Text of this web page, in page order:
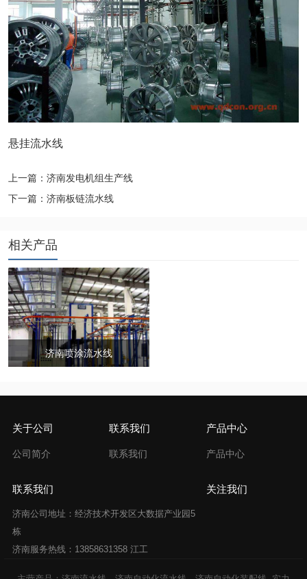
悬挂流水线
上一篇：济南发电机组生产线
下一篇：济南板链流水线
相关产品
济南喷涂流水线
关于公司
公司简介
联系我们
联系我们
产品中心
产品中心
联系我们
济南公司地址：经济技术开发区大数据产业园5
栋
济南服务热线：13858631358 江工
关注我们